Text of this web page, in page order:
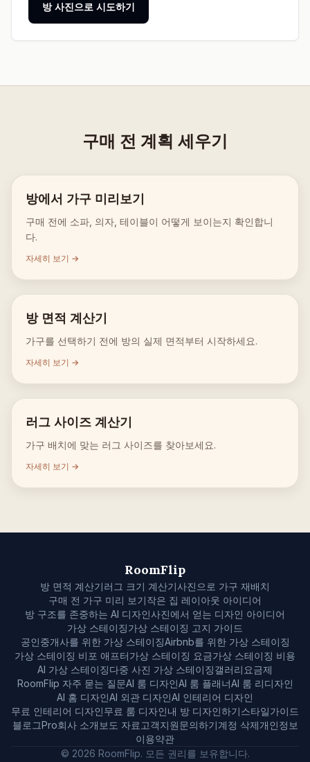
방 사진으로 시도하기
구매 전 계획 세우기
방에서 가구 미리보기
구매 전에 소파, 의자, 테이블이 어떻게 보이는지 확인합니
다.
자세히 보기 →
방 면적 계산기
가구를 선택하기 전에 방의 실제 면적부터 시작하세요.
자세히 보기 →
러그 사이즈 계산기
가구 배치에 맞는 러그 사이즈를 찾아보세요.
자세히 보기 →
RoomFlip
방 면적 계산기러그 크기 계산기사진으로 가구 재배치
구매 전 가구 미리 보기작은 집 레이아웃 아이디어
방 구조를 존중하는 AI 디자인사진에서 얻는 디자인 아이디어
가상 스테이징가상 스테이징 고지 가이드
공인중개사를 위한 가상 스테이징Airbnb를 위한 가상 스테이징
가상 스테이징 비포 애프터가상 스테이징 요금가상 스테이징 비용
AI 가상 스테이징다중 사진 가상 스테이징갤러리 요금제
RoomFlip 자주 묻는 질문AI 룸 디자인AI 룸 플래너AI 룸 리디자인
AI 홈 디자인AI 외관 디자인AI 인테리어 디자인
무료 인테리어 디자인무료 룸 디자인내 방 디자인하기스타일가이드
블로그Pro회사 소개 보도 자료 고객지원문의하기계정 삭제개인정보
이용약관
© 2026 RoomFlip. 모든 권리를 보유합니다.